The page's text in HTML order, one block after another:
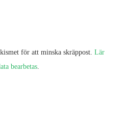
för att minska skräppost. Lär
bearbetas